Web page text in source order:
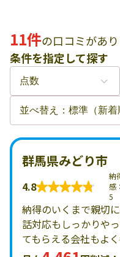
11件の口コミがあ
条件を指定して探す
群馬県みどり市
4.8
納
感：
5
納得のいくまで親切
話対応もしっかりや
てもらえる会社もよ